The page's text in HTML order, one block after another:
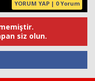
YORUM YAP | 0 Yorum
siz olun.